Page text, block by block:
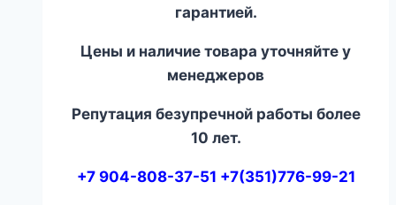
гарантией.
Цены и наличие товара уточняйте у
менеджеров
Репутация безупречной работы более
10 лет.
+7 904-808-37-51 +7(351)776-99-21